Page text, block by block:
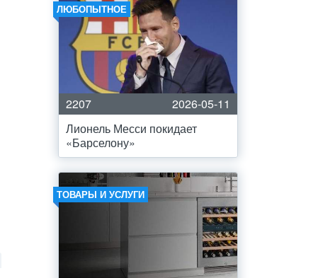
ЛЮБОПЫТНОЕ
2207
2026-05-11
Лионель Месси покидает
«Барселону»
ТОВАРЫ И УСЛУГИ